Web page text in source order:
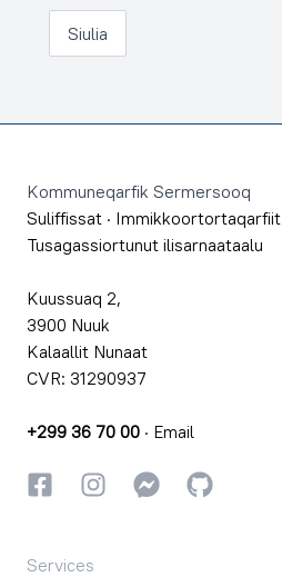
Siulia
Kommuneqarfik Sermersooq
Suliffissat · Immikkoortortaqarfiit
Tusagassiortunut ilisarnaataalu
Kuussuaq 2,
3900 Nuuk
Kalaallit Nunaat
CVR: 31290937
+299 36 70 00 · Email
FacebookkiInstagrammiInstagrammi
GitHub
Services